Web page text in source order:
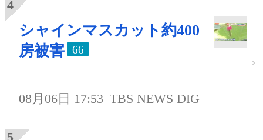
シャインマスカット約400
房被害
66
08月06日 17:53 TBS NEWS DIG